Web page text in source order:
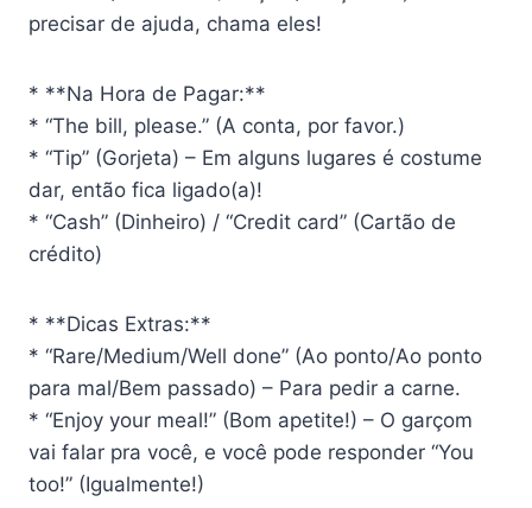
precisar de ajuda, chama eles!
* **Na Hora de Pagar:**
* “The bill, please.” (A conta, por favor.)
* “Tip” (Gorjeta) – Em alguns lugares é costume
dar, então fica ligado(a)!
* “Cash” (Dinheiro) / “Credit card” (Cartão de
crédito)
* **Dicas Extras:**
* “Rare/Medium/Well done” (Ao ponto/Ao ponto
para mal/Bem passado) – Para pedir a carne.
* “Enjoy your meal!” (Bom apetite!) – O garçom
vai falar pra você, e você pode responder “You
too!” (Igualmente!)